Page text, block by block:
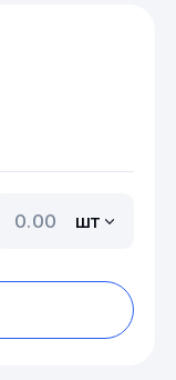
шт